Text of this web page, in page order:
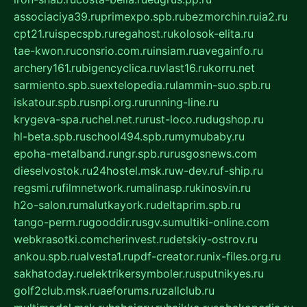
associaciya39.ruprimexpo.spb.rubezmorchin.ruia2.ru
cpt21.ruispecspb.ruregahost.rukolosok-elita.ru
tae-kwon.ruconsrio.com.ruinsiam.ruavegainfo.ru
archery161.rubigencyclica.ruvlast16.rukorru.net
sarmiento.spb.suextelopedia.rulammin-suo.spb.ru
iskatour.spb.rusnpi.org.rurunning-line.ru
krygeva-spa.ruchel.net.rurust-loco.rudugshop.ru
hl-beta.spb.ruschool494.spb.rumymubaby.ru
epoha-metalband.rungr.spb.rurusgosnews.com
dieselvostok.ru24hostel.msk.ruw-dev.ruf-ship.ru
regsmi.rufilmnetwork.rumalinasp.rukinosvin.ru
h2o-salon.rumalutkayork.rudeltaprim.spb.ru
tango-perm.rugooddir.rusgv.sumultiki-online.com
webkrasotki.comcherinvest.rudetskiy-ostrov.ru
ankou.spb.rualvesta1.rupdf-creator.runix-files.org.ru
sakhatoday.ruelektrikersymboler.rusputnikyes.ru
golf2club.msk.ruaeforums.ruzallclub.ru